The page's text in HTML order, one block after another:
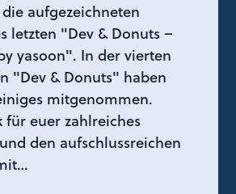
aufgezeichneten
letzten "Dev & Donuts –
yasoon". In der vierten
"Dev & Donuts" haben
mitgenommen.
für euer zahlreiches
den aufschlussreichen